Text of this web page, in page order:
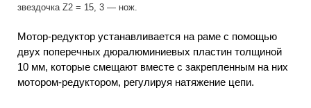
звездочка Z2 = 15, 3 — нож.
Мотор-редуктор устанавливается на раме с помощью
двух поперечных дюралюминиевых пластин толщиной
10 мм, которые смещают вместе с закрепленным на них
мотором-редуктором, регулируя натяжение цепи.